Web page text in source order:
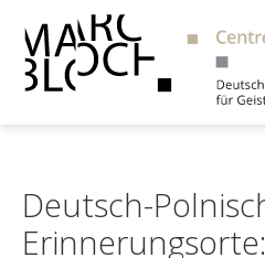
Deutsch-